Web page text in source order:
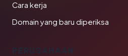
Cara kerja
Domain yang baru diperiksa
PERUSAHAAN